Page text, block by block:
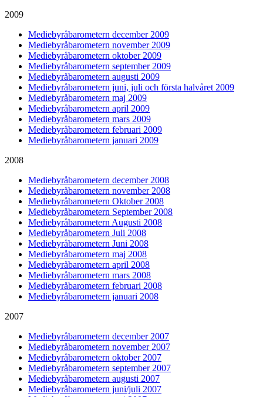
2009
Mediebyråbarometern december 2009
Mediebyråbarometern november 2009
Mediebyråbarometern oktober 2009
Mediebyråbarometern september 2009
Mediebyråbarometern augusti 2009
Mediebyråbarometern juni, juli och första halvåret 2009
Mediebyråbarometern maj 2009
Mediebyråbarometern april 2009
Mediebyråbarometern mars 2009
Mediebyråbarometern februari 2009
Mediebyråbarometern januari 2009
2008
Mediebyråbarometern december 2008
Mediebyråbarometern november 2008
Mediebyråbarometern Oktober 2008
Mediebyråbarometern September 2008
Mediebyråbarometern Augusti 2008
Mediebyråbarometern Juli 2008
Mediebyråbarometern Juni 2008
Mediebyråbarometern maj 2008
Mediebyråbarometern april 2008
Mediebyråbarometern mars 2008
Mediebyråbarometern februari 2008
Mediebyråbarometern januari 2008
2007
Mediebyråbarometern december 2007
Mediebyråbarometern november 2007
Mediebyråbarometern oktober 2007
Mediebyråbarometern september 2007
Mediebyråbarometern augusti 2007
Mediebyråbarometern juni/juli 2007